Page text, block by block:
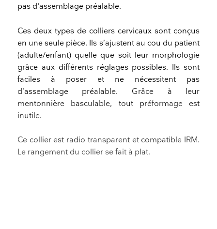
pas d'assemblage préalable.
Ces deux types de colliers cervicaux sont conçus
en une seule pièce. Ils s’ajustent au cou du patient
(adulte/enfant) quelle que soit leur morphologie
grâce aux différents réglages possibles. Ils sont
faciles à poser et ne nécessitent pas
d’assemblage préalable. Grâce à leur
mentonnière basculable, tout préformage est
inutile.
Ce collier est radio transparent et compatible IRM.
Le rangement du collier se fait à plat.